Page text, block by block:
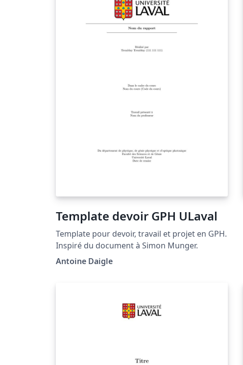
Template devoir GPH ULaval
Template pour devoir, travail et projet en GPH.
Inspiré du document à Simon Munger.
Antoine Daigle